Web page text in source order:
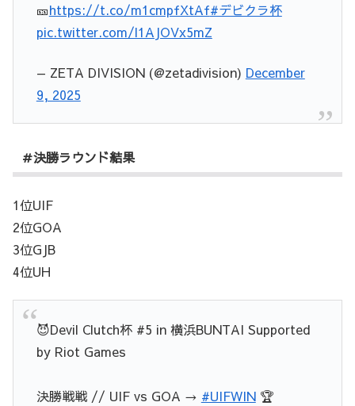
🎫https://t.co/m1cmpfXtAf#デビクラ杯
pic.twitter.com/l1AJOVx5mZ
— ZETA DIVISION (@zetadivision) December
9, 2025
＃決勝ラウンド結果
1位UIF
2位GOA
3位GJB
4位UH
😈Devil Clutch杯 #5 in 横浜BUNTAI Supported
by Riot Games
決勝戦戦 // UIF vs GOA → #UIFWIN🏆